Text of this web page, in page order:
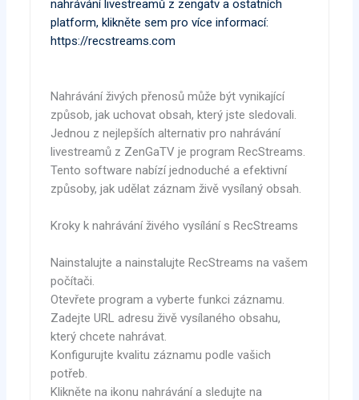
nahrávání livestreamů z zengatv a ostatních
platform, klikněte sem pro více informací:
https://recstreams.com
Nahrávání živých přenosů může být vynikající
způsob, jak uchovat obsah, který jste sledovali.
Jednou z nejlepších alternativ pro nahrávání
livestreamů z ZenGaTV je program RecStreams.
Tento software nabízí jednoduché a efektivní
způsoby, jak udělat záznam živě vysílaný obsah.
Kroky k nahrávání živého vysílání s RecStreams
Nainstalujte a nainstalujte RecStreams na vašem
počítači.
Otevřete program a vyberte funkci záznamu.
Zadejte URL adresu živě vysílaného obsahu,
který chcete nahrávat.
Konfigurujte kvalitu záznamu podle vašich
potřeb.
Klikněte na ikonu nahrávání a sledujte na